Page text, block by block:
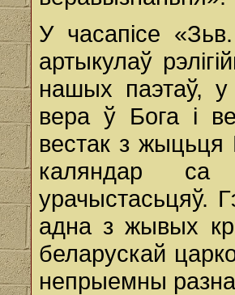
У часапісе
артыкулаў
нашых паэтаў, у
вера ў Бога i
вестак з
каляндар са
урачыстасьцяў.
адна з жывых
беларускай
непрыемны